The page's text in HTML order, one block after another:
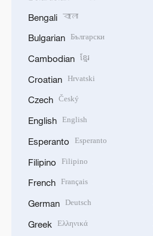
Bengali বাংলা
Bulgarian Български
Cambodian ខ្មែរ
Croatian Hrvatski
Czech Český
English English
Esperanto Esperanto
Filipino Filipino
French Français
German Deutsch
Greek Ελληνικά